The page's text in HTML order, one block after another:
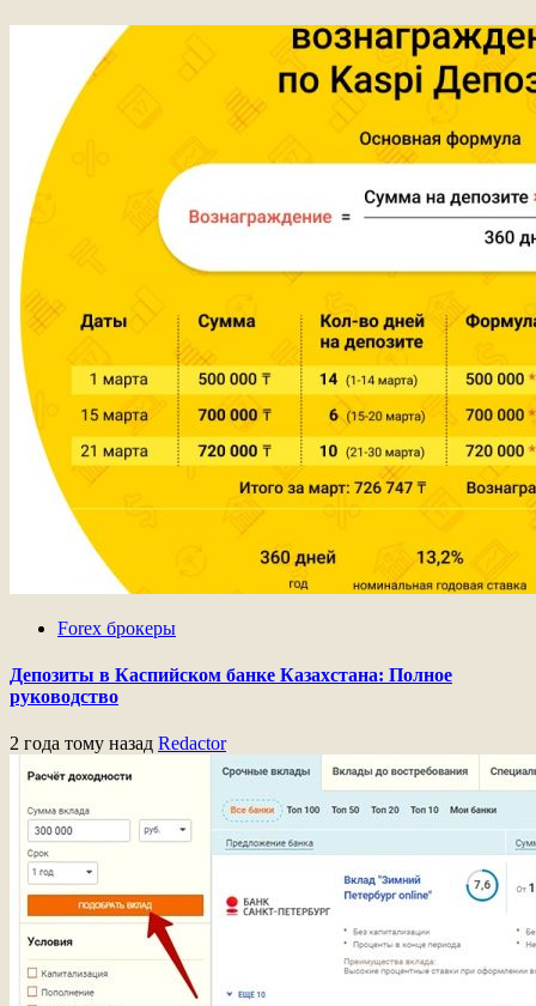
Forex брокеры
Депозиты в Каспийском банке Казахстана: Полное
руководство
2 года тому назад Redactor